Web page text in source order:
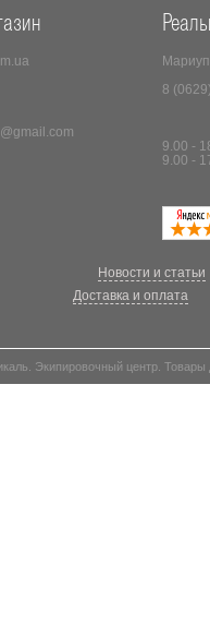
8
9.00 -
9.00 -
Новости и статьи
Доставка и оплата
Экипировочный центр.